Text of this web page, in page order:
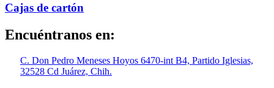
Cajas de cartón
Encuéntranos en:
C. Don Pedro Meneses Hoyos 6470-int B4, Partido Iglesias,
32528 Cd Juárez, Chih.